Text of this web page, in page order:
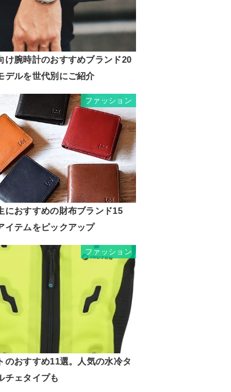
け腕時計のおすすめブランド20
デルを世代別にご紹介
ファッション
におすすめの財布ブランド15
イテムをピックアップ
ファッション
のおすすめ11選。人気の水冷タ
チェタイプも